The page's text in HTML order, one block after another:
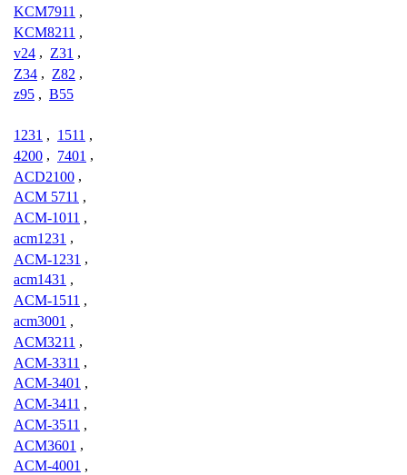
KCM7911 ,
KCM8211 ,
v24 , Z31 ,
Z34 , Z82 ,
z95 , B55
1231 , 1511 ,
4200 , 7401 ,
ACD2100 ,
ACM 5711 ,
ACM-1011 ,
acm1231 ,
ACM-1231 ,
acm1431 ,
ACM-1511 ,
acm3001 ,
ACM3211 ,
ACM-3311 ,
ACM-3401 ,
ACM-3411 ,
ACM-3511 ,
ACM3601 ,
ACM-4001 ,